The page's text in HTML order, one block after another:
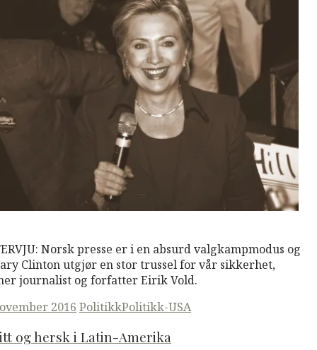
Norsk presse er i en absurd valgkampmodus og
Clinton utgjør en stor trussel for vår sikkerhet,
journalist og forfatter Eirik Vold.
2016 PolitikkPolitikk-USA
og hersk i Latin-Amerika